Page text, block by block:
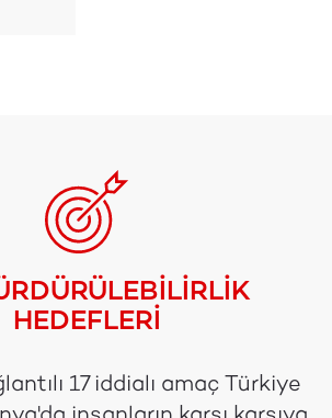
HEDEFLERİ
17 iddialı amaç Türkiye